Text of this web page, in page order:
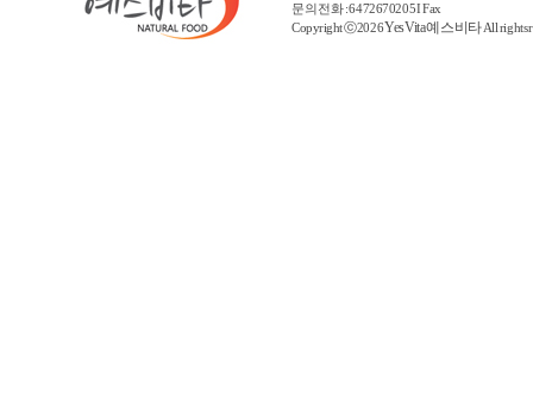
문의 전화 : 6472670205 I Fax
Copyright ⓒ2026YesVita 예스비타All rights